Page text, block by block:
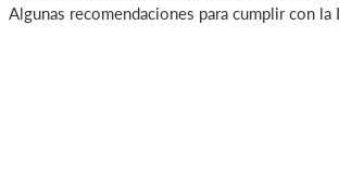
Algunas recomendaciones para cumplir con la